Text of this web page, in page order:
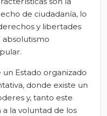
de ciudadanía, lo
y libertades
absolutismo
un Estado organizado
donde existe un
y, tanto este
a la voluntad de los